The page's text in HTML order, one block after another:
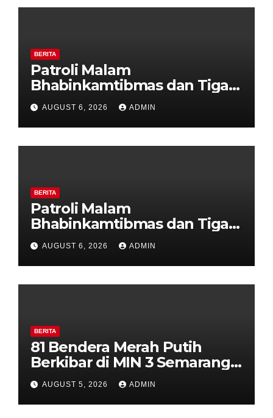
BERITA
Patroli Malam
Bhabinkamtibmas dan Tiga
Pilar Kelurahan Ungaran
Perkuat Kamtibmas, Warga
Diajak Aktifkan Ronda
AUGUST 6, 2026 ADMIN
BERITA
Patroli Malam
Bhabinkamtibmas dan Tiga
Pilar Kelurahan Ungaran
Perkuat Kamtibmas, Warga
Diajak Aktifkan Ronda
AUGUST 6, 2026 ADMIN
BERITA
81 Bendera Merah Putih
Berkibar di MIN 3 Semarang,
Bhabinkamtibmas Desa
Timpik Hadiri Peringatan
HUT ke-81 Kemerdekaan RI
AUGUST 5, 2026 ADMIN